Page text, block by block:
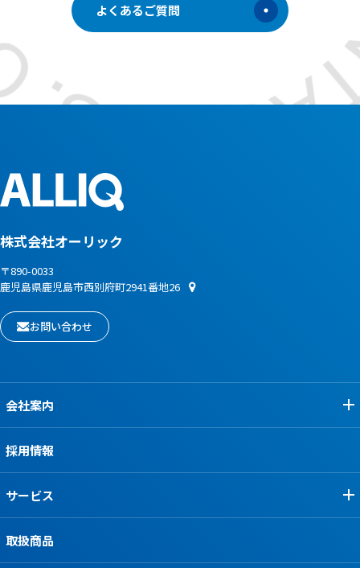
よくあるご質問
株式会社オーリック
〒890-0033
鹿児島県鹿児島市西別府町2941番地26
お問い合わせ
会社案内
採用情報
サービス
取扱商品